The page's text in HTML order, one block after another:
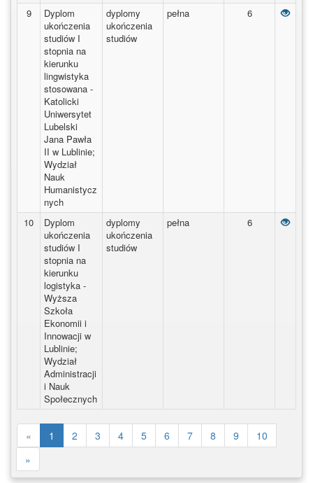
9
Dyplom
ukończenia
studiów I
stopnia na
kierunku
lingwistyka
stosowana -
Katolicki
Uniwersytet
Lubelski
Jana Pawła
II w Lublinie;
Wydział
Nauk
Humanistycz
nych
dyplomy
ukończenia
studiów
pełna 6
10
Dyplom
ukończenia
studiów I
stopnia na
kierunku
logistyka -
Wyższa
Szkoła
Ekonomii i
Innowacji w
Lublinie;
Wydział
Administracji
i Nauk
Społecznych
dyplomy
ukończenia
studiów
pełna 6
« 1 2 3 4 5 6 7 8 9
10
»